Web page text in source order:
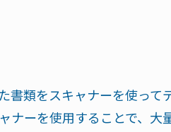
書類をスキャナーを使って
ナーを使用することで、大